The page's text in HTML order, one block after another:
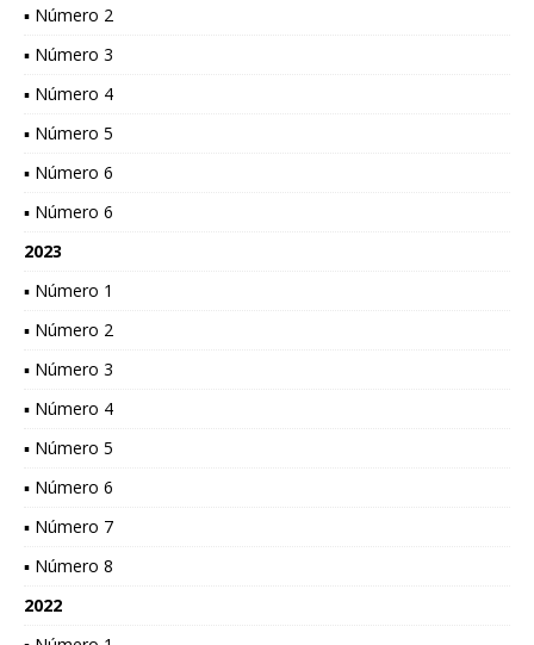
▪ Número 2
▪ Número 3
▪ Número 4
▪ Número 5
▪ Número 6
▪ Número 6
2023
▪ Número 1
▪ Número 2
▪ Número 3
▪ Número 4
▪ Número 5
▪ Número 6
▪ Número 7
▪ Número 8
2022